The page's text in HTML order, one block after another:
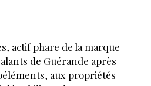
Fleur's pour notre
institut de beauté